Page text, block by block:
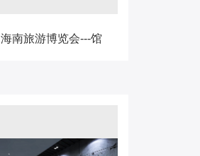
海南旅游博览会---馆